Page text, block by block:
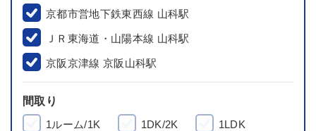
京都市営地下鉄東西線 山科駅
ＪＲ東海道・山陽本線 山科駅
京阪京津線 京阪山科駅
間取り
1ルーム/1K
1DK/2K 1LDK